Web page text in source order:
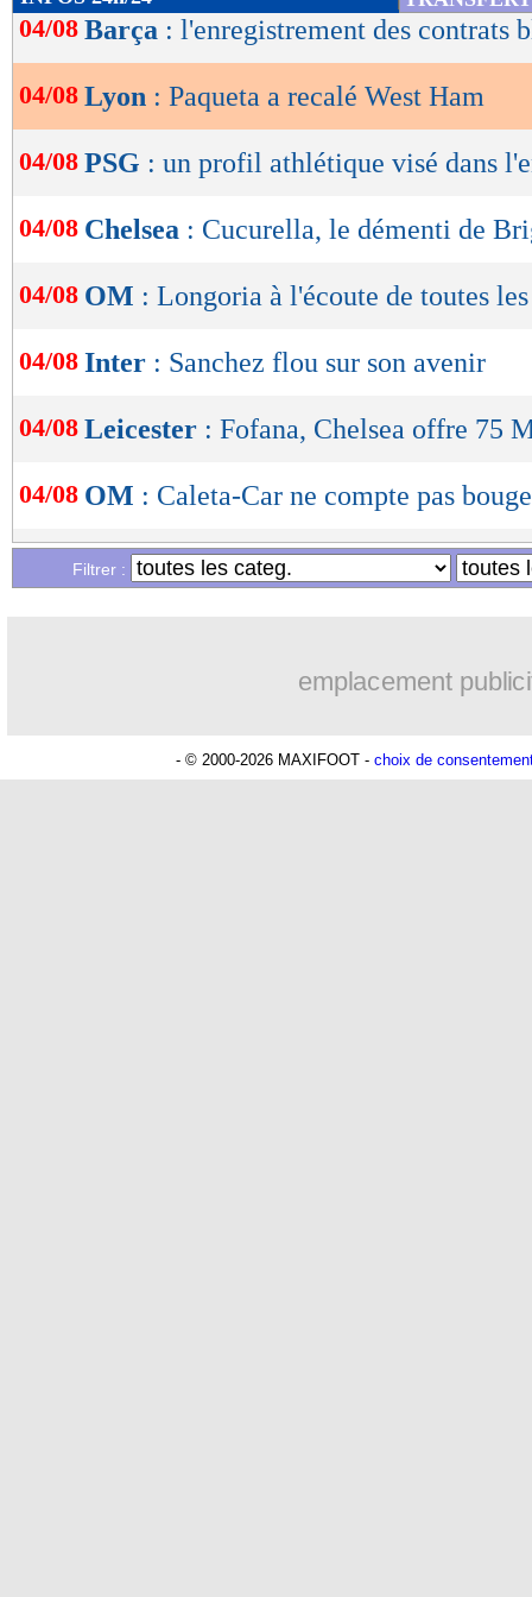
de
OK
04/08 Barça : l'enregistrement des contrats
04/08 Lyon : Paqueta a recalé West Ham
04/08 PSG : un profil athlétique visé dans
04/08 Chelsea : Cucurella, le démenti de
04/08 OM : Longoria à l'écoute de toutes
04/08 Inter : Sanchez flou sur son avenir
04/08 Leicester : Fofana, Chelsea offre 75
04/08 OM : Caleta-Car ne compte pas
Liste des brèves du mer. 3 août 2022
Filtrer :
emplacement
- © 2000-2026 MAXIFOOT - choix de